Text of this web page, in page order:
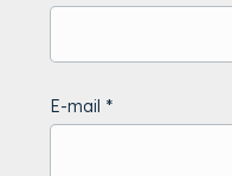
E-mail